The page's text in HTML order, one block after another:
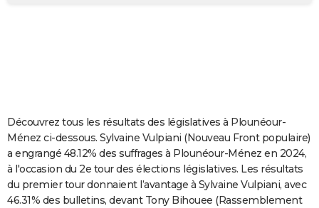
Carte de Noël
Carte Bonne année
Carte Saint-Valentin
Carte Pâques
Carte d'anniversaire
DICTIONNAIRE
Dictionnaire
Biographies
Citations
Expressions
Proverbes
PROGRAMME TV
COPAINS D'AVANT
Découvrez tous les résultats des législatives à Plounéour-
Ménez ci-dessous. Sylvaine Vulpiani (Nouveau Front populaire)
a engrangé 48.12% des suffrages à Plounéour-Ménez en 2024,
à l'occasion du 2e tour des élections législatives. Les résultats
du premier tour donnaient l’avantage à Sylvaine Vulpiani, avec
46.31% des bulletins, devant Tony Bihouee (Rassemblement